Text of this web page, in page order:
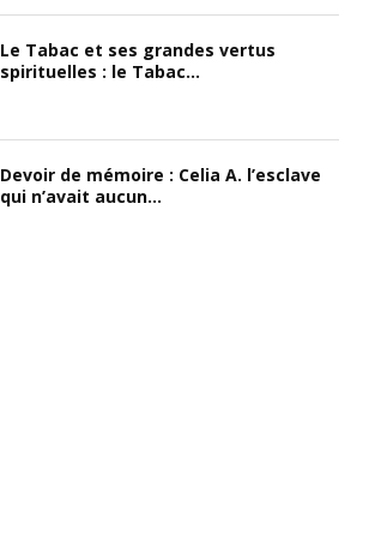
Le Tabac et ses grandes vertus
spirituelles : le Tabac...
Devoir de mémoire : Celia A. l’esclave
qui n’avait aucun...